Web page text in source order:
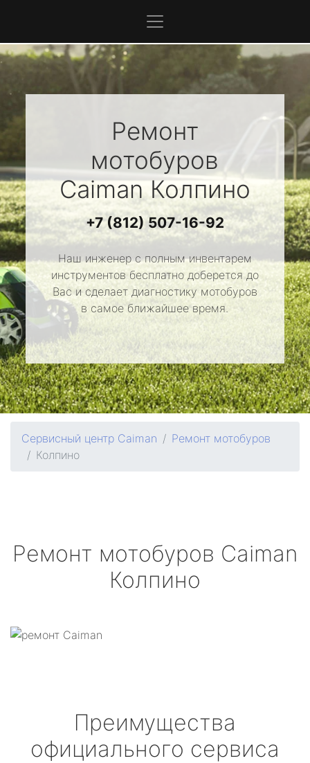
Ремонт
мотобуров
CaimanКолпино
+7 (812) 507-16-92
Наш инженер с полным инвентарем
инструментов бесплатно доберется до
Вас и сделает диагностику мотобуров
в самое ближайшее время.
Сервисный центр Caiman
Ремонт мотобуров
Колпино
Ремонт мотобуров Caiman
Колпино
Преимущества
официального сервиса